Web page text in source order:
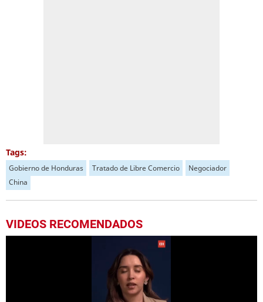
Tags:
Gobierno de Honduras Tratado de Libre Comercio
Negociador
China
VIDEOS RECOMENDADOS